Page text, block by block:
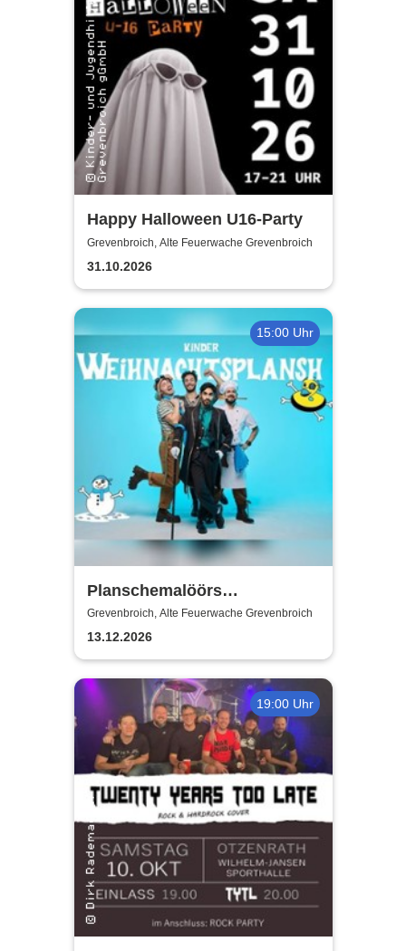
Happy Halloween U16-Party
Grevenbroich, Alte Feuerwache Grevenbroich
31.10.2026
15:00 Uhr
Planschemalöörs
Kinderweihnachtsplansch
Grevenbroich, Alte Feuerwache Grevenbroich
13.12.2026
19:00 Uhr